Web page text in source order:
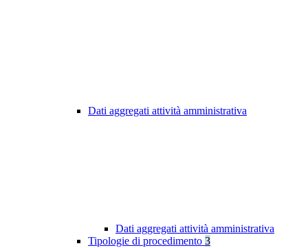
Dati aggregati attività amministrativa
Dati aggregati attività amministrativa
Tipologie di procedimento 3